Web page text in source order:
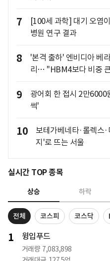
7
[100세 과학] 대기 오염
병원 연구 결과
8
'본격 출하' 엔비디아 베
리… "HBM4보다 비중
9
광어회 한 접시 2만
썩'
10
보테가베네타·롤렉스
지'로 뜨는 서울
실시간 TOP 종목
상승 하락
전체 코스피 코스닥
1 윙입푸드
거래량 7,083,898